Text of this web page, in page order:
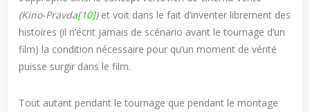
(Kino-Pravda[10])et voit dans le fait d’inventer librement des
histoires (il n’écrit jamais de scénario avant le tournage d’un
film) la condition nécessaire pour qu’un moment de vérité
puisse surgir dans le film.
Tout autant pendant le tournage que pendant le montage